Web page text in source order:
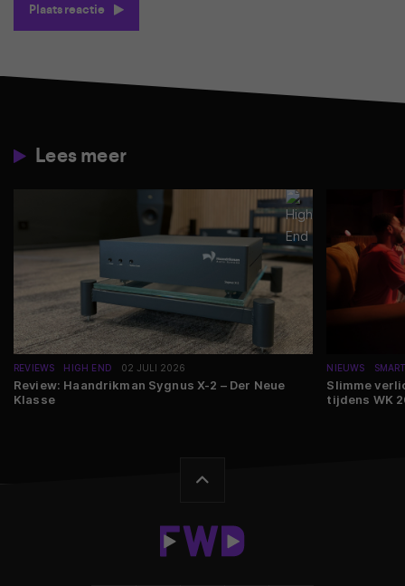
Plaats reactie
Lees meer
REVIEWS HIGH END 02 JULI 2026
Review: Haandrikman Sygnus X-2 – Der Neue
Klasse
NIEUWS
Slimme
tijdens WK